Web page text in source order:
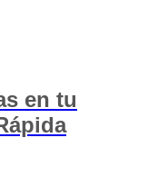
en tu